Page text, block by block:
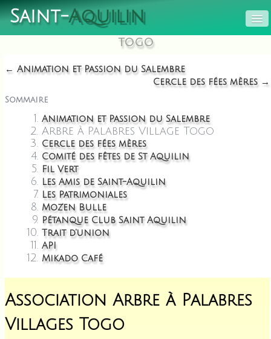
Saint-Aquilin
SERVICES▼
MUNICIPALITÉ
LES ASSOCIATIONS
QUE FAIRE À ST AQUILIN?▼
TOGO
← Animation et Passion du Salembre
Cercle des fées mères →
Sommaire
Animation et Passion du Salembre
Arbre à Palabres Village Togo
Cercle des fées mères
Comité des fêtes de St Aquilin
Fil Vert
Les Amis de Saint-Aquilin
Les Patrimoniales
Moz'en Bulle
Pétanque Club Saint Aquilin
Trait d'union
API
Mikado Café
Association Arbre à Palabres
Villages Togo